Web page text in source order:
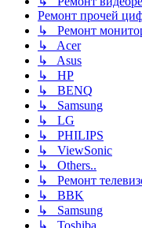
Ремонт прочей
↳ Ремонт
↳ Acer
↳ Asus
↳ HP
↳ BENQ
↳ Samsung
↳ LG
↳ PHILIPS
↳ ViewSonic
↳ Others..
↳ Ремонт
↳ BBK
↳ Samsung